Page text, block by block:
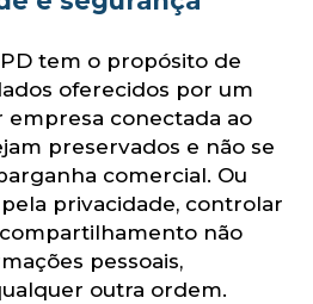
tem o propósito de
oferecidos por um
empresa conectada ao
preservados e não se
comercial. Ou
pela privacidade, controlar
não
pessoais,
outra ordem.